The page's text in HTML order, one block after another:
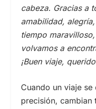
cabeza. Gracias a
amabilidad,
tiempo
volvamos a
¡Buen viaje,
Cuando un viaje
precisión, cambian